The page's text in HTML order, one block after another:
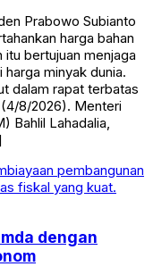
Prabowo Subianto
harga bahan
bertujuan menjaga
minyak dunia.
dalam rapat terbatas
8/2026). Menteri
Bahlil Lahadalia,
dengan